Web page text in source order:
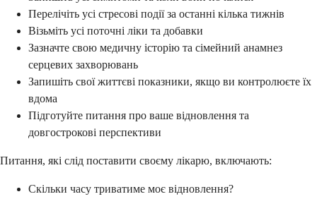
Перелічіть усі стресові події за останні кілька тижнів
Візьміть усі поточні ліки та добавки
Зазначте свою медичну історію та сімейний анамнез
серцевих захворювань
Запишіть свої життєві показники, якщо ви контролюєте їх
вдома
Підготуйте питання про ваше відновлення та
довгострокові перспективи
Питання, які слід поставити своєму лікарю, включають:
Скільки часу триватиме моє відновлення?